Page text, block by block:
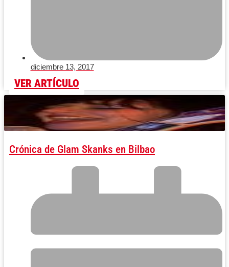
diciembre 13, 2017
VER ARTÍCULO
Crónica de Glam Skanks en Bilbao